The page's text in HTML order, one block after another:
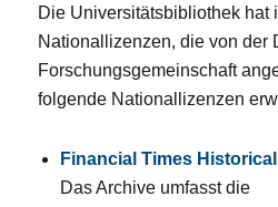
Die Universitätsbibliothek hat
Nationallizenzen, die von der
Forschungsgemeinschaft
folgende Nationallizenzen
Financial Times
Das Archive umfasst die